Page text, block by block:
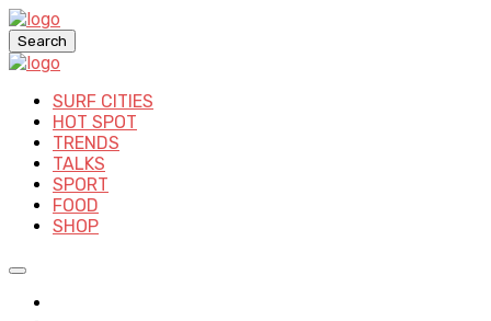
Search
SURF CITIES
HOT SPOT
TRENDS
TALKS
SPORT
FOOD
SHOP